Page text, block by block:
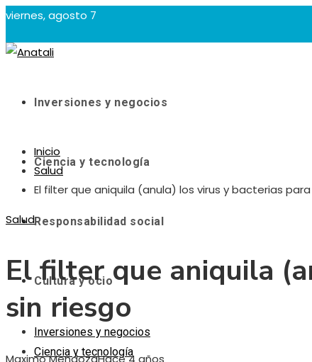
viernes, agosto 7
Inversiones y negocios
Ciencia y tecnología
Responsabilidad social
Cultura y ocio
Inversiones y negocios
Ciencia y tecnología
Inicio
Salud
El filter que aniquila (anula) los virus y bacterias
Salud
El filter que aniquila
sin riesgo